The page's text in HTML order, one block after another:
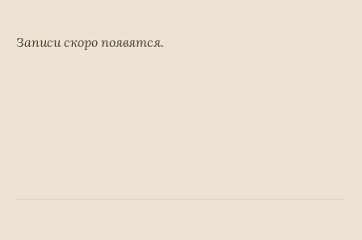
Записи скоро появятся.